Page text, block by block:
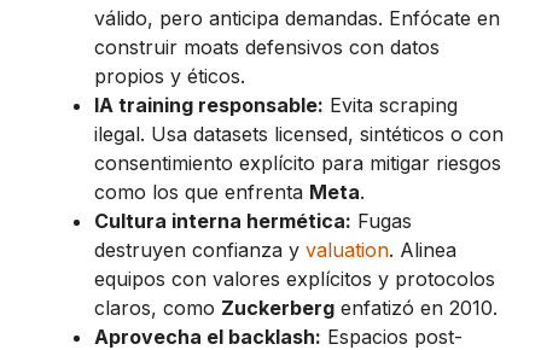
válido, pero anticipa demandas. Enfócate en
construir moats defensivos con datos
propios y éticos.
IA training responsable: Evita scraping
ilegal. Usa datasets licensed, sintéticos o con
consentimiento explícito para mitigar riesgos
como los que enfrenta Meta.
Cultura interna hermética: Fugas
destruyen confianza y valuation. Alinea
equipos con valores explícitos y protocolos
claros, como Zuckerberg enfatizó en 2010.
Aprovecha el backlash: Espacios post-